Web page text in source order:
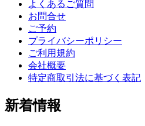
よくあるご質問
お問合せ
ご予約
プライバシーポリシー
ご利用規約
会社概要
特定商取引法に基づく表記
新着情報